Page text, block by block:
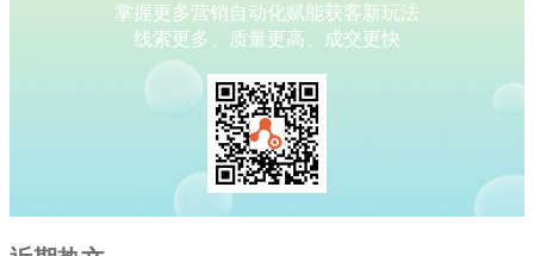
掌握更多营销自动化赋能获客新玩法
线索更多、质量更高、成交更快